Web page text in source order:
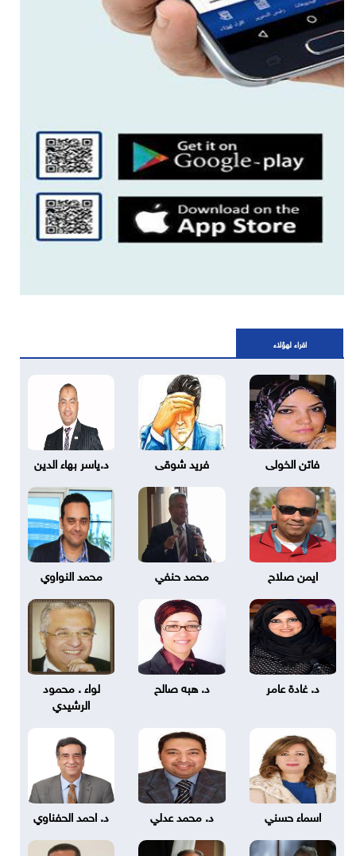
اقراء لهؤلاء
فاتن الخولى فريد شوقى د.ياسر بهاء الدين
ايمن صلاح محمد حنفي محمد النواوي
د. غادة عامر د. هبه صالح
لواء . محمود
الرشيدي
اسماء حسني د. محمد عدلي د. احمد الحفناوي